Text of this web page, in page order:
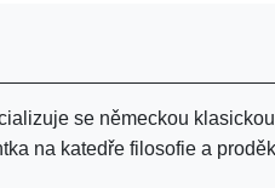
se německou
na katedře filosofie a